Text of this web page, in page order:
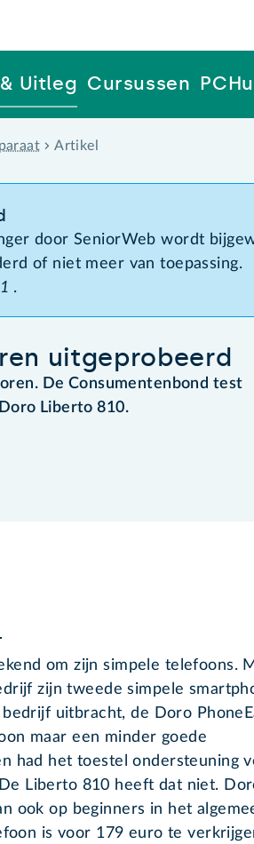
Uitleg Cursussen
Artikel
door SeniorWeb wordt
of niet meer van toepassing.
.
uitgeprobeerd
De Consumentenbond test
Liberto 810.
om zijn simpele telefoons.
zijn tweede simpele
uitbracht, de Doro
maar een minder goede
had het toestel ondersteuning
Liberto 810 heeft dat niet.
ook op beginners in het
is voor 179 euro te